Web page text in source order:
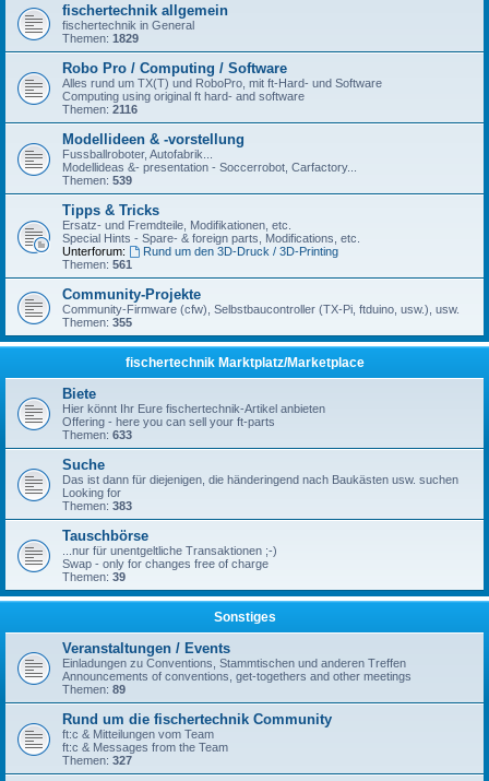
fischertechnik allgemein
fischertechnik in General
Themen: 1829
Robo Pro / Computing / Software
Alles rund um TX(T) und RoboPro, mit ft-Hard- und Software
Computing using original ft hard- and software
Themen: 2116
Modellideen & -vorstellung
Fussballroboter, Autofabrik...
Modellideas &- presentation - Soccerrobot, Carfactory...
Themen: 539
Tipps & Tricks
Ersatz- und Fremdteile, Modifikationen, etc.
Special Hints - Spare- & foreign parts, Modifications, etc.
Unterforum:
Rund um den 3D-Druck / 3D-Printing
Themen: 561
Community-Projekte
Community-Firmware (cfw), Selbstbaucontroller (TX-Pi, ftduino, usw.), usw.
Themen: 355
fischertechnik Marktplatz/Marketplace
Biete
Hier könnt Ihr Eure fischertechnik-Artikel anbieten
Offering - here you can sell your ft-parts
Themen: 633
Suche
Das ist dann für diejenigen, die händeringend nach Baukästen usw. suchen
Looking for
Themen: 383
Tauschbörse
...nur für unentgeltliche Transaktionen ;-)
Swap - only for changes free of charge
Themen: 39
Sonstiges
Veranstaltungen / Events
Einladungen zu Conventions, Stammtischen und anderen Treffen
Announcements of conventions, get-togethers and other meetings
Themen: 89
Rund um die fischertechnik Community
ft:c & Mitteilungen vom Team
ft:c & Messages from the Team
Themen: 327